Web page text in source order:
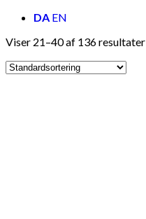
DA EN
Viser 21–40 af 136 resultater